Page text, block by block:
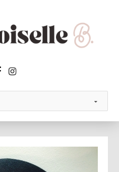
Facebook2
Instagram